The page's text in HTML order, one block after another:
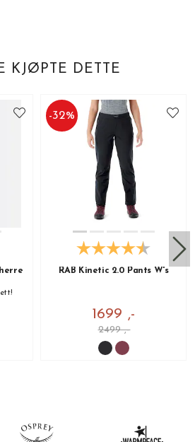
KJØPTE DETTE
-32%
RAB Kinetic 2.0 Pants W's
1699 ,-
2499 ,-